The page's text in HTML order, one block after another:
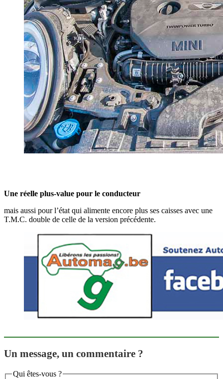
Une réelle plus-value pour le conducteur
mais aussi pour l’état qui alimente encore plus ses caisses avec une
T.M.C. double de celle de la version précédente.
Un message, un commentaire ?
Qui êtes-vous ?